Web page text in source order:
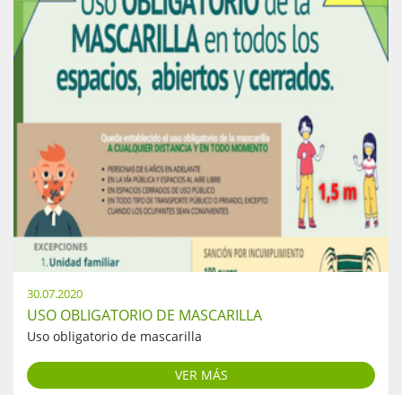
30.07.2020
USO OBLIGATORIO DE MASCARILLA
Uso obligatorio de mascarilla
VER MÁS